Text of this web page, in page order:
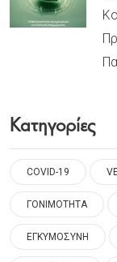
Κατηγορίες
COVID-19
ΓΟΝΙΜΟΤΗΤΑ
ΕΓΚΥΜΟΣΥΝΗ